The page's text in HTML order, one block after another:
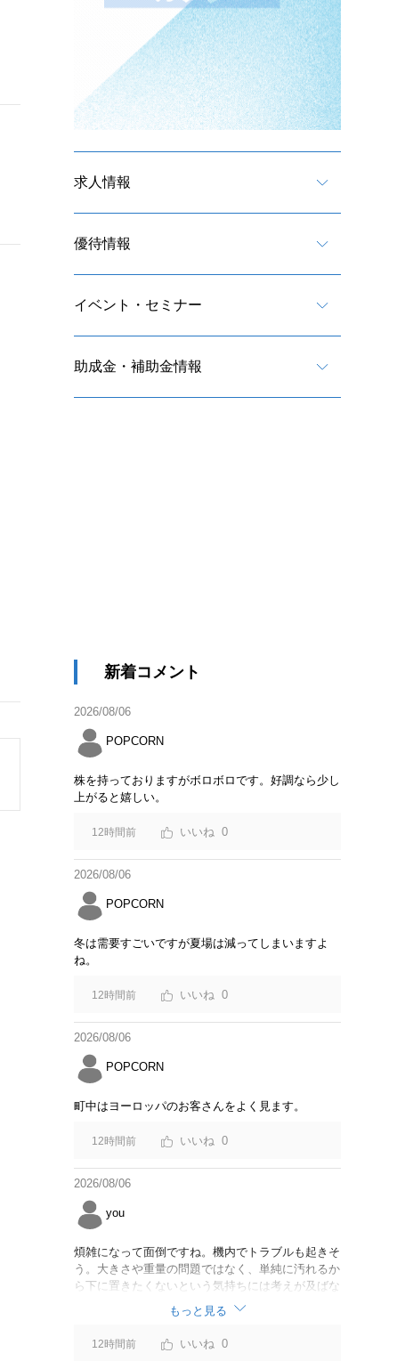
求人情報
優待情報
イベント・セミナー
助成金・補助金情報
新着コメント
2026/08/06
POPCORN
株を持っておりますがボロボロです。好調なら少し
上がると嬉しい。
12時間前 0
2026/08/06
POPCORN
冬は需要すごいですが夏場は減ってしまいますよ
ね。
12時間前 0
2026/08/06
POPCORN
町中はヨーロッパのお客さんをよく見ます。
12時間前 0
2026/08/06
you
煩雑になって面倒ですね。機内でトラブルも起きそ
う。大きさや重量の問題ではなく、単純に汚れるか
ら下に置きたくないという気持ちには考えが及ばな
かったのでしょうかね。いっそ、荷物棚を撤去した
座席を作って、座席指定も荷物も含んだプランとす
べて無しで格安プランで分けてもらった方がシンプ
ルで分かりやすいかも。どんどん料金が細分化され
もっと見る
12時間前 0